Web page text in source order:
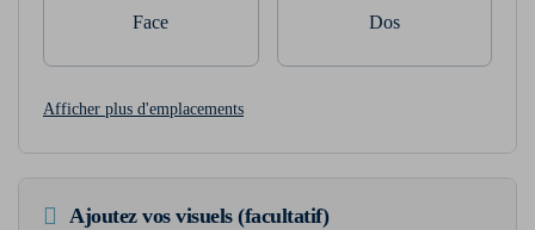
Face Dos
Afficher plus d'emplacements
Ajoutez vos visuels (facultatif)